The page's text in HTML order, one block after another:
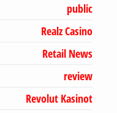
public
Realz Casino
Retail News
review
Revolut Kasinot